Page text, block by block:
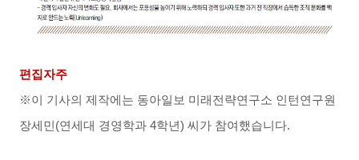
편집자주
※이 기사의 제작에는 동아일보 미래전략연구소 인턴연구원
장세민(연세대 경영학과 4학년)씨가 참여했습니다.